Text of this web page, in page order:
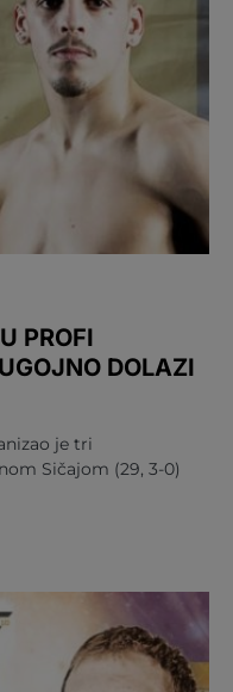
PROFI
DOLAZI
je tri
Sičajom (29, 3-0)